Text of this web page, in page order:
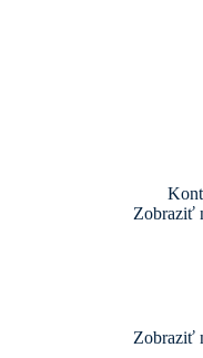
Zobraziť
Zobraziť